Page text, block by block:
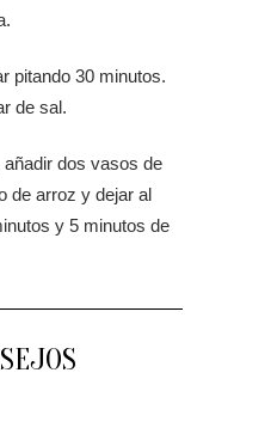
pitando 30 minutos.
de sal.
dos vasos de
de arroz y dejar al
y 5 minutos de